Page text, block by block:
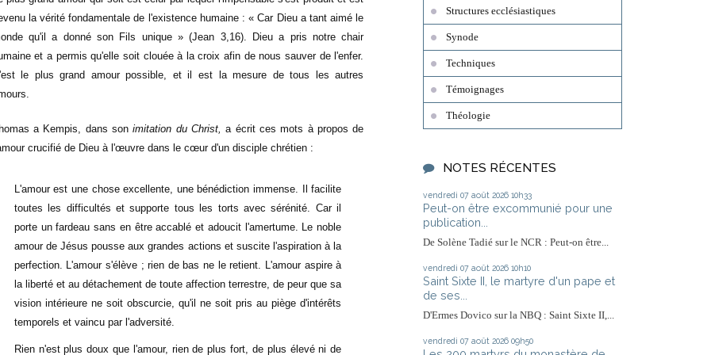
la vérité fondamentale de l'existence humaine : « Car Dieu a tant aimé le
qu'il a donné son Fils unique » (Jean 3,16). Dieu a pris notre chair
et a permis qu'elle soit clouée à la croix afin de nous sauver de l'enfer.
le plus grand amour possible, et il est la mesure de tous les autres
a Kempis, dans sonimitation du Christ, a écrit ces mots à propos de
crucifié de Dieu à l'œuvre dans le cœur d'un disciple chrétien :
L'amour est une chose excellente, une bénédiction immense. Il facilite
toutes les difficultés et supporte tous les torts avec sérénité. Car il
porte un fardeau sans en être accablé et adoucit l'amertume. Le noble
amour de Jésus pousse aux grandes actions et suscite l'aspiration à la
perfection. L'amour s'élève ; rien de bas ne le retient. L'amour aspire à
la liberté et au détachement de toute affection terrestre, de peur que sa
vision intérieure ne soit obscurcie, qu'il ne soit pris au piège d'intérêts
temporels et vaincu par l'adversité.
Rien n'est plus doux que l'amour, rien de plus fort, de plus élevé ni de
Structures ecclésiastiques
Synode
Techniques
Témoignages
Théologie
NOTES RÉCENTES
vendredi 07 août 2026 10h33
Peut-on être excommunié pour une
publication...
De Solène Tadié sur le NCR : Peut-on être...
vendredi 07 août 2026 10h10
Saint Sixte II, le martyre d'un pape et
de ses...
D'Ermes Dovico sur la NBQ : Saint Sixte II,...
vendredi 07 août 2026 09h50